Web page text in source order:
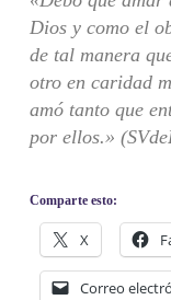
Dios y como el
de tal manera
otro en caridad
amó tanto que
por ellos.»
Comparte esto:
X
Correo